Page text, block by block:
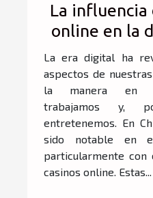
La influencia
online en la
del
La era digital ha
aspectos de
la manera en
trabajamos y,
entretenemos. En
sido notable en
particularmente
casinos online. Estas...